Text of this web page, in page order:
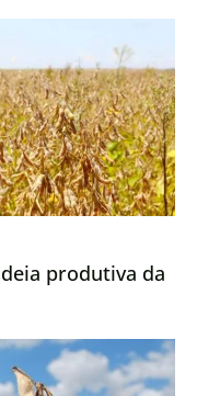
produtiva da